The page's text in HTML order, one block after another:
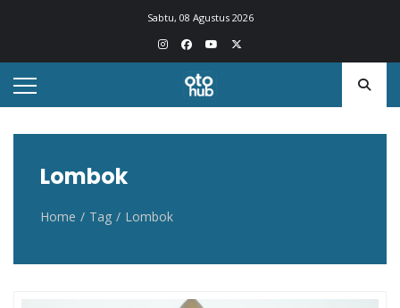
Sabtu, 08 Agustus 2026
Otohub.co
Portal berita otomotif Indonesia terkini
Lombok
Home Tag Lombok